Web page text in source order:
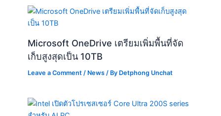
Microsoft OneDrive เตรียมเพิ่มพื้นที่จัด
เก็บสูงสุดเป็น 10TB
Leave a Comment / News / By Detphong Unchat